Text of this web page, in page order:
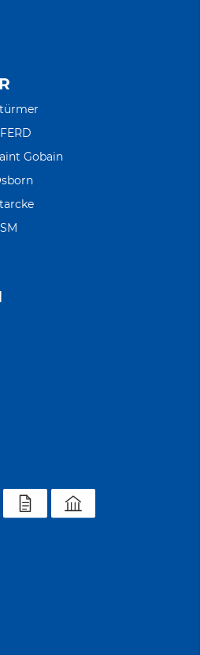
Gobain